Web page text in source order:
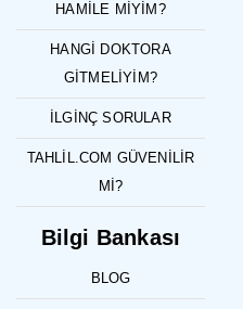
HAMILE MIYIM?
HANGI DOKTORA
GITMELIYIM?
İLGINÇ SORULAR
TAHLIL.COM GÜVENILIR
MI?
Bilgi Bankası
BLOG